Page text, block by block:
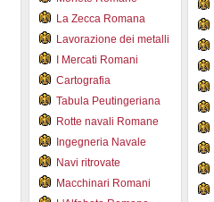
La Zecca Romana
Lavorazione dei metalli
I Mercati Romani
Cartografia
Tabula Peutingeriana
Rotte navali Romane
Ingegneria Navale
Navi ritrovate
Macchinari Romani